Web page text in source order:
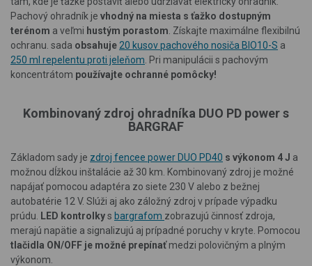
Pachový ohradník je vhodný na miesta s ťažko dostupným
terénom a veľmi hustým porastom . Získajte maximálne flexibilnú
ochranu. sada obsahuje 20 kusov pachového nosiča BIO10-S a
250 ml repelentu proti jeleňom . Pri manipulácii s pachovým
koncentrátom používajte ochranné pomôcky!
Kombinovaný zdroj ohradníka DUO PD power s
BARGRAF
Základom sady je zdroj fencee power DUO PD40 s výkonom 4 J a
možnou dĺžkou inštalácie až 30 km. Kombinovaný zdroj je možné
napájať pomocou adaptéra zo siete 230 V alebo z bežnej
autobatérie 12 V. Slúži aj ako záložný zdroj v prípade výpadku
prúdu.
LED kontrolkys bargrafom zobrazujú činnosť zdroja,
merajú napätie a signalizujú aj prípadné poruchy v kryte. Pomocou
tlačidla ON/OFF je možné prepínaťmedzi polovičným a plným
výkonom